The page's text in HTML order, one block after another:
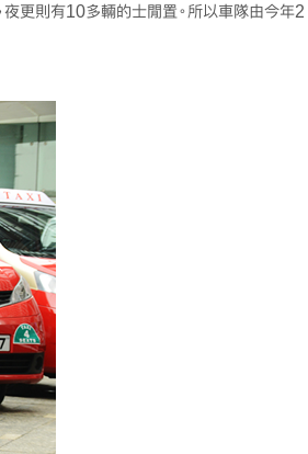
更則有10多輛的士閒置。所以車隊由今年2